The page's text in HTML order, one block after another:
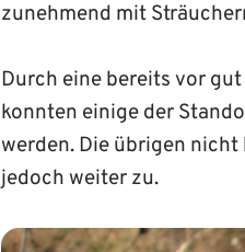
zunehmend mit
Durch eine bereits vor
konnten einige der
werden. Die übrigen
jedoch weiter zu.